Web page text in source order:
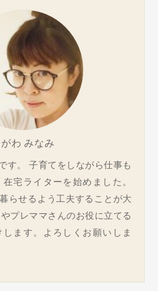
わ みなみ
す。 子育てをしながら仕事も
宅ライターを始めました。
らせるよう工夫することが大
プレママさんのお役に立てる
ます。よろしくお願いしま